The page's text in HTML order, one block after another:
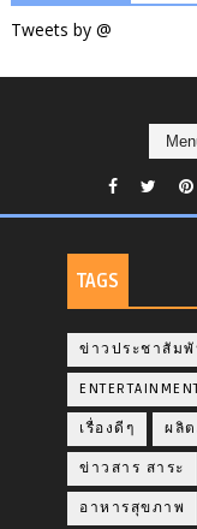
Tweets by @
TAGS
ข่าวประชาสัม
เรื่องดีๆ ผลิ
ข่าวสาร สาระ
อาหารสุขภาพ